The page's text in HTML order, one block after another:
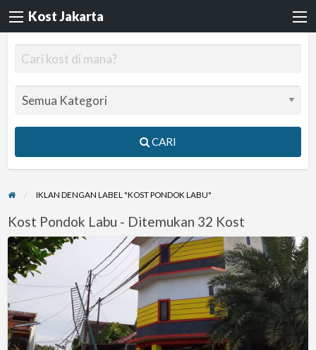
Kost Jakarta
CARI
IKLAN DENGAN LABEL "KOST PONDOK LABU"
Kost Pondok Labu - Ditemukan 32 Kost
KOS
WANITA
A21
DEKAT
UPN